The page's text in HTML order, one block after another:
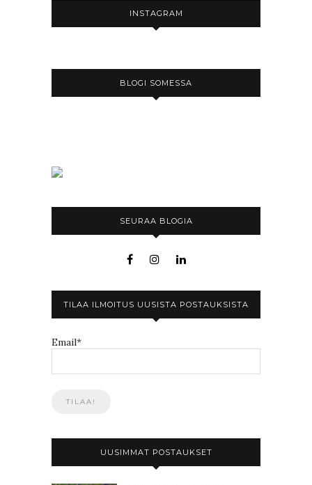
INSTAGRAM
BLOGI SOMESSA
SEURAA BLOGIA
TILAA ILMOITUS UUSISTA POSTAUKSISTA
Email*
UUSIMMAT POSTAUKSET